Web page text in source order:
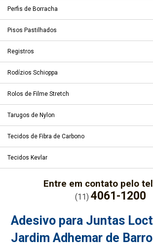
Perfis de Borracha
Pisos Pastilhados
Registros
Rodízios Schioppa
Rolos de Filme Stretch
Tarugos de Nylon
Tecidos de Fibra de Carbono
Tecidos Kevlar
Entre em contato pelo
(11) 4061-1200
Adesivo para Juntas
Jardim Adhemar de